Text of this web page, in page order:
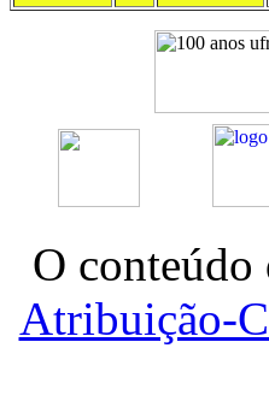
O
Atribuição-